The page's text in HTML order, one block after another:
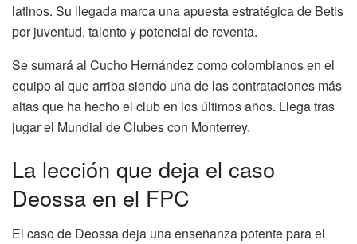
latinos. Su llegada marca una apuesta estratégica de Betis
por juventud, talento y potencial de reventa.
Se sumará al Cucho Hernández como colombianos en el
equipo al que arriba siendo una de las contrataciones más
altas que ha hecho el club en los últimos años. Llega tras
jugar el Mundial de Clubes con Monterrey.
La lección que deja el caso
Deossa en el FPC
El caso de Deossa deja una enseñanza potente para el